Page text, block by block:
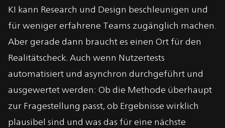
KI kann Research und Design beschleunigen und
für weniger erfahrene Teams zugänglich machen.
Aber gerade dann braucht es einen Ort für den
Realitätscheck. Auch wenn Nutzertests
automatisiert und asynchron durchgeführt und
ausgewertet werden: Ob die Methode überhaupt
zur Fragestellung passt, ob Ergebnisse wirklich
plausibel sind und was das für eine nächste